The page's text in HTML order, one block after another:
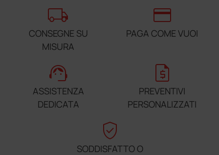
local_shipping
CONSEGNE SU
MISURA
credit_card
PAGA COME VUOI
support_agent
ASSISTENZA
DEDICATA
request_quote
PREVENTIVI
PERSONALIZZATI
verified_user
SODDISFATTO O